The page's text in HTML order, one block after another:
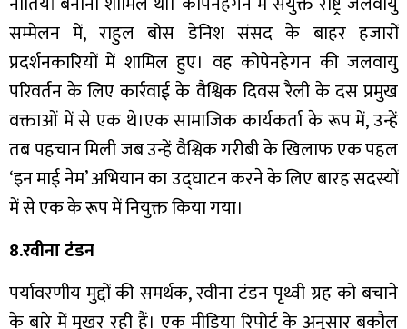
सम्मेलन में, राहुल बोस डेनिश संसद के बाहर हजारों
प्रदर्शनकारियों में शामिल हुए। वह कोपेनहेगन की जलवायु
परिवर्तन के लिए कार्रवाई के वैश्विक दिवस रैली के दस प्रमुख
वक्ताओं में से एक थे।एक सामाजिक कार्यकर्ता के रूप में, उन्हें
तब पहचान मिली जब उन्हें वैश्विक गरीबी के खिलाफ एक पहल
‘इन माई नेम’ अभियान का उद्घाटन करने के लिए बारह सदस्यों
में से एक के रूप में नियुक्त किया गया।
8.रवीना टंडन
पर्यावरणीय मुद्दों की समर्थक, रवीना टंडन पृथ्वी ग्रह को बचाने